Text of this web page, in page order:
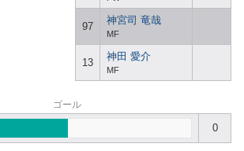
97
神宮司 竜哉
MF
13
神田 愛介
MF
ゴール
0